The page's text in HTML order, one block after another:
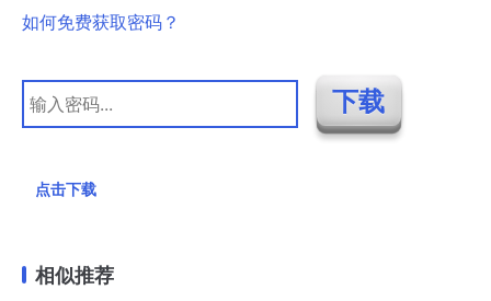
如何免费获取密码？
点击下载
相似推荐